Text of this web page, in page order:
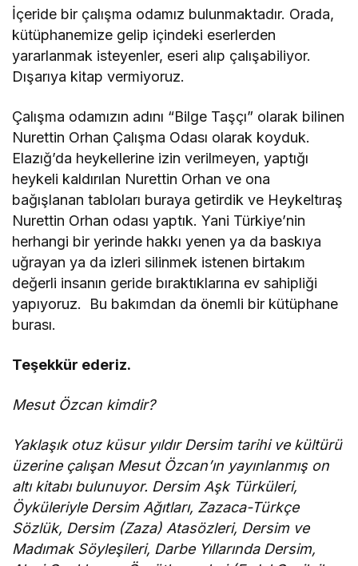
İçeride bir çalışma odamız bulunmaktadır. Orada,
kütüphanemize gelip içindeki eserlerden
yararlanmak isteyenler, eseri alıp çalışabiliyor.
Dışarıya kitap vermiyoruz.
Çalışma odamızın adını “Bilge Taşçı” olarak bilinen
Nurettin Orhan Çalışma Odası olarak koyduk.
Elazığ’da heykellerine izin verilmeyen, yaptığı
heykeli kaldırılan Nurettin Orhan ve ona
bağışlanan tabloları buraya getirdik ve Heykeltıraş
Nurettin Orhan odası yaptık. Yani Türkiye’nin
herhangi bir yerinde hakkı yenen ya da baskıya
uğrayan ya da izleri silinmek istenen birtakım
değerli insanın geride bıraktıklarına ev sahipliği
yapıyoruz. Bu bakımdan da önemli bir kütüphane
burası.
Teşekkür ederiz.
Mesut Özcan kimdir?
Yaklaşık otuz küsur yıldır Dersim tarihi ve kültürü
üzerine çalışan Mesut Özcan’ın yayınlanmış on
altı kitabı bulunuyor. Dersim Aşk Türküleri,
Öyküleriyle Dersim Ağıtları, Zazaca-Türkçe
Sözlük, Dersim (Zaza) Atasözleri, Dersim ve
Madımak Söyleşileri, Darbe Yıllarında Dersim,